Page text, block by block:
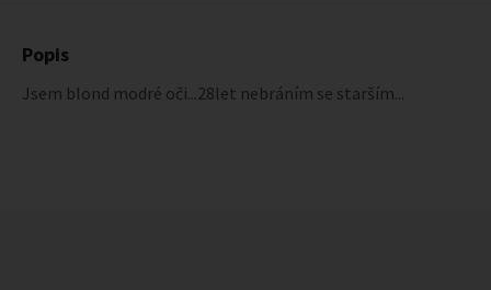
Popis
Jsem blond modré oči...28let nebráním se starším...